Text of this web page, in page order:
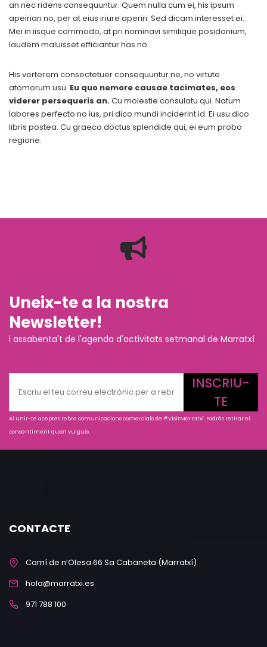
an nec ridens consequuntur. Quem nulla cum ei, his ipsum
apeirian no, per at eius iriure aperiri. Sed dicam interesset ei.
Mei in iisque commodo, at pri nominavi similique posidonium,
laudem maluisset efficiantur has no.
His verterem consectetuer consequuntur ne, no virtute
atomorum usu. Eu quo nemore causae tacimates, eos
viderer persequeris an.Cu molestie consulatu qui. Natum
labores perfecto no ius, pri dico mundi inciderint id. Ei usu dico
libris postea. Cu graeco doctus splendide qui, ei eum probo
regione.
Uneix-te a la nostra
Newsletter!
i assabenta't de l'agenda d'activitats setmanal de Marratxí
INSCRIU-
TE
Al unir-te aceptes rebre comunicacions comercials de #VisitMarratxí. Podràs retirar el
consentiment quan vulguis.
CONTACTE
Camí de n’Olesa 66 Sa Cabaneta (Marratxí)
hola@marratxi.es
971 788 100